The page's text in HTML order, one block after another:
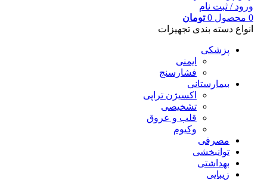
ورود / ثبت نام
0 محصول 0 تومان
انواع دسته بندی تجهیزات
پزشکی
ایمنی
فشارسنج
بیمارستانی
اکسیژن تراپی
تشخیصی
قلب و عروق
وکیوم
مصرفی
توانبخشی
بهداشتی
زیبایی